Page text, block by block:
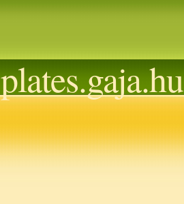
plates.gaja.hu